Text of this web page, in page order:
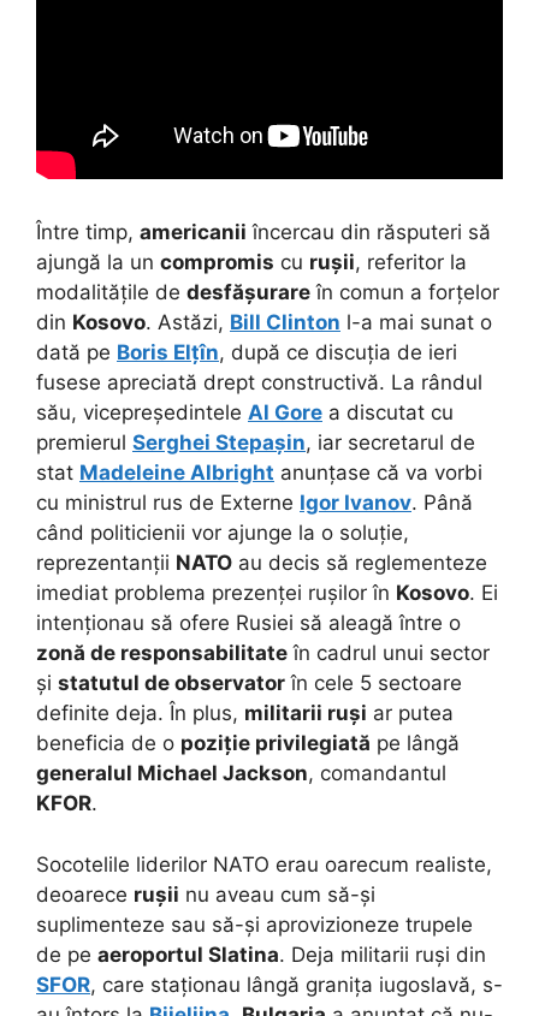
Între timp, americanii încercau din răsputeri să
ajungă la un compromis cu rușii, referitor la
modalitățile de desfășurare în comun a forțelor
din Kosovo. Astăzi, Bill Clinton l-a mai sunat o
dată pe Boris Elțîn, după ce discuția de ieri
fusese apreciată drept constructivă. La rândul
său, vicepreședintele Al Gore a discutat cu
premierul Serghei Stepașin, iar secretarul de
stat Madeleine Albright anunțase că va vorbi
cu ministrul rus de Externe Igor Ivanov. Până
când politicienii vor ajunge la o soluție,
reprezentanții NATO au decis să reglementeze
imediat problema prezenței rușilor în Kosovo. Ei
intenționau să ofere Rusiei să aleagă între o
zonă de responsabilitate în cadrul unui sector
și statutul de observator în cele 5 sectoare
definite deja. În plus, militarii ruși ar putea
beneficia de o poziție privilegiată pe lângă
generalul Michael Jackson, comandantul
KFOR.
Socotelile liderilor NATO erau oarecum realiste,
deoarece rușii nu aveau cum să-și
suplimenteze sau să-și aprovizioneze trupele
de pe aeroportul Slatina. Deja militarii ruși din
SFOR, care staționau lângă granița iugoslavă, s-